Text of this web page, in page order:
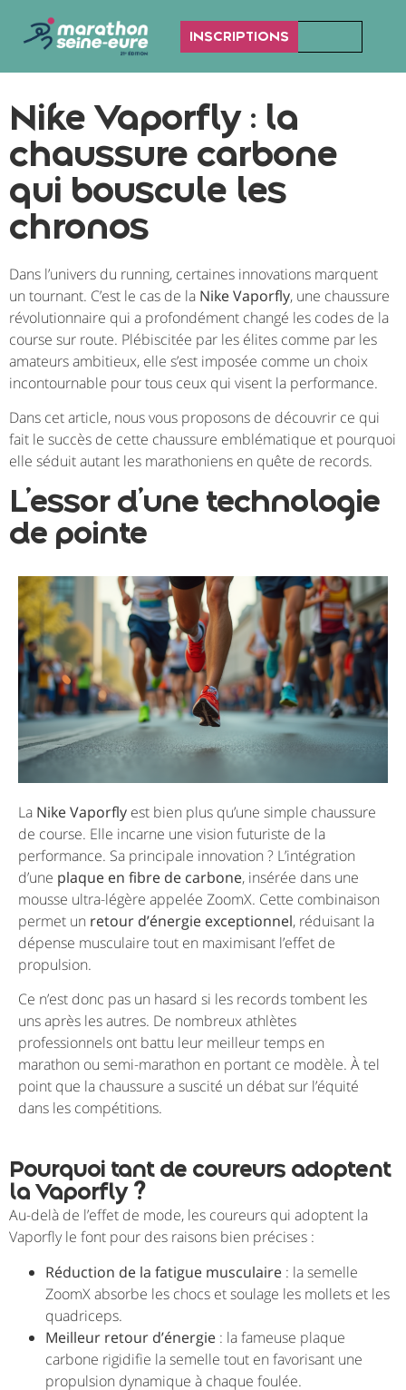
INSCRIPTIONS
Nike Vaporfly : la
chaussure carbone
qui bouscule les
chronos
Dans l’univers du running, certaines innovations marquent
un tournant. C’est le cas de la Nike Vaporfly, une chaussure
révolutionnaire qui a profondément changé les codes de la
course sur route. Plébiscitée par les élites comme par les
amateurs ambitieux, elle s’est imposée comme un choix
incontournable pour tous ceux qui visent la performance.
Dans cet article, nous vous proposons de découvrir ce qui
fait le succès de cette chaussure emblématique et pourquoi
elle séduit autant les marathoniens en quête de records.
L’essor d’une technologie
de pointe
La Nike Vaporfly est bien plus qu’une simple chaussure
de course. Elle incarne une vision futuriste de la
performance. Sa principale innovation ? L’intégration
d’une plaque en fibre de carbone, insérée dans une
mousse ultra-légère appelée ZoomX. Cette combinaison
permet un retour d’énergie exceptionnel, réduisant la
dépense musculaire tout en maximisant l’effet de
propulsion.
Ce n’est donc pas un hasard si les records tombent les
uns après les autres. De nombreux athlètes
professionnels ont battu leur meilleur temps en
marathon ou semi-marathon en portant ce modèle. À tel
point que la chaussure a suscité un débat sur l’équité
dans les compétitions.
Pourquoi tant de coureurs adoptent
la Vaporfly ?
Au-delà de l’effet de mode, les coureurs qui adoptent la
Vaporfly le font pour des raisons bien précises :
Réduction de la fatigue musculaire : la semelle
ZoomX absorbe les chocs et soulage les mollets et les
quadriceps.
Meilleur retour d’énergie : la fameuse plaque
carbone rigidifie la semelle tout en favorisant une
propulsion dynamique à chaque foulée.